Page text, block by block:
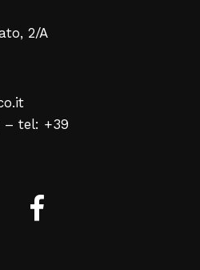
im Warenkorb
Zur Webliste
2/A
– tel: +39